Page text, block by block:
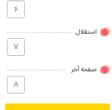
۶
استقلال
۷
صفحه آخر
۸